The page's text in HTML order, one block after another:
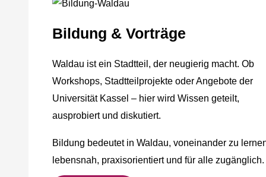
Bildung & Vorträge
Waldau ist ein Stadtteil, der neugierig macht. Ob
Workshops, Stadtteilprojekte oder Angebote der
Universität Kassel – hier wird Wissen geteilt,
ausprobiert und diskutiert.
Bildung bedeutet in Waldau, voneinander zu
lebensnah, praxisorientiert und für alle zugänglich.